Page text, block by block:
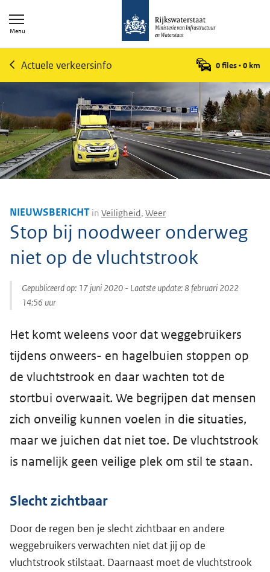
Menu
Actuele verkeersinfo 0 files•0 km
NIEUWSBERICHT in Veiligheid, Weer
Stop bij noodweer onderweg
niet op de vluchtstrook
Gepubliceerd op: 17 juni 2020 - Laatste update:8 februari 2022
14:56 uur
Het komt weleens voor dat weggebruikers
tijdens onweers- en hagelbuien stoppen op
de vluchtstrook en daar wachten tot de
stortbui overwaait. We begrijpen dat mensen
zich onveilig kunnen voelen in die situaties,
maar we juichen dat niet toe. De vluchtstrook
is namelijk geen veilige plek om stil te staan.
Slecht zichtbaar
Door de regen ben je slecht zichtbaar en andere
weggebruikers verwachten niet dat jij op de
vluchtstrook stilstaat. Daarnaast moet de vluchtstrook